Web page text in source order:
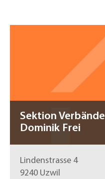
Sektion Verbände
Dominik Frei
Lindenstrasse 4
9240 Uzwil